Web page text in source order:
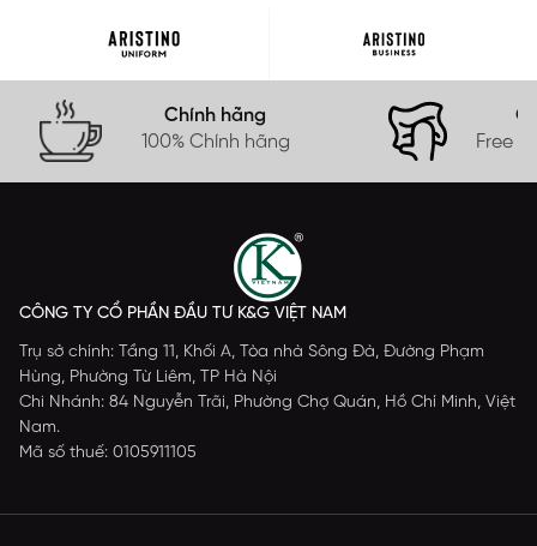
Chính hãng
100% Chính hãng
Free
CÔNG TY CỔ PHẦN ĐẦU TƯ K&G VIỆT NAM
Trụ sở chính: Tầng 11, Khối A, Tòa nhà Sông Đà, Đường Phạm
Hùng, Phường Từ Liêm, TP Hà Nội
Chi Nhánh: 84 Nguyễn Trãi, Phường Chợ Quán, Hồ Chí Minh, Việt
Nam.
Mã số thuế: 0105911105